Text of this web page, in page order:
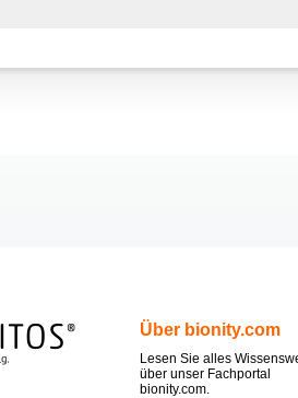
Über bionity.com
Lesen Sie alles
über unser Fachportal
bionity.com.